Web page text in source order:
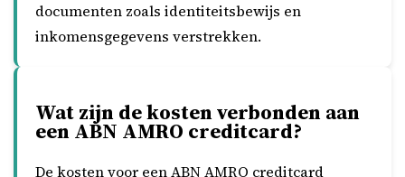
documenten zoals identiteitsbewijs en
inkomensgegevens verstrekken.
Wat zijn de kosten verbonden aan
een ABN AMRO creditcard?
De kosten voor een ABN AMRO creditcard